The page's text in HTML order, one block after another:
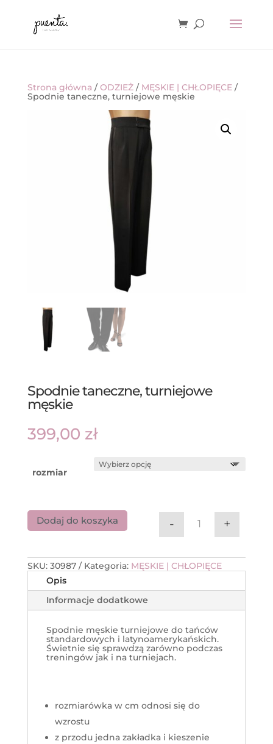
Strona główna /ODZIEŻ/ MĘSKIE | CHŁOPIĘCE/
Spodnie taneczne, turniejowe męskie
Spodnie taneczne, turniejowe
męskie
399,00 zł
rozmiar
ilość Spodnie
- +
Dodaj do koszyka
SKU: 30987 Kategoria: MĘSKIE | CHŁOPIĘCE
Opis
Informacje dodatkowe
Spodnie męskie turniejowe do tańców
standardowych i latynoamerykańskich.
Świetnie się sprawdzą zarówno podczas
treningów jak i na turniejach.
rozmiarówka w cm odnosi się do
wzrostu
z przodu jedna zakładka i kieszenie